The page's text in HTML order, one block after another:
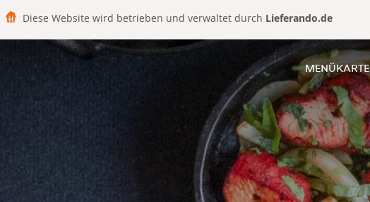
Diese Website wird betrieben und verwaltet durch Lieferando.de
MENÜKARTE